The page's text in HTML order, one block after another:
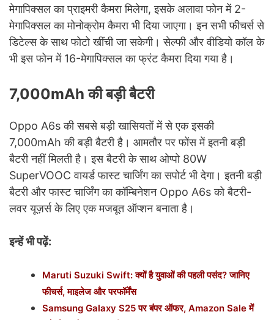
मेगापिक्सल का प्राइमरी कैमरा मिलेगा, इसके अलावा फोन में 2-
मेगापिक्सल का मोनोक्रोम कैमरा भी दिया जाएगा। इन सभी फीचर्स से
डिटेल्स के साथ फोटो खींची जा सकेगी। सेल्फी और वीडियो कॉल के
भी इस फोन में 16-मेगापिक्सल का फ्रंट कैमरा दिया गया है।
7,000mAh की बड़ी बैटरी
Oppo A6s की सबसे बड़ी खासियतों में से एक इसकी
7,000mAh की बड़ी बैटरी है। आमतौर पर फोंस में इतनी बड़ी
बैटरी नहीं मिलती है। इस बैटरी के साथ ओप्पो 80W
SuperVOOC वायर्ड फास्ट चार्जिंग का सपोर्ट भी देगा। इतनी बड़ी
बैटरी और फास्ट चार्जिंग का कॉम्बिनेशन Oppo A6s को बैटरी-
लवर यूज़र्स के लिए एक मजबूत ऑप्शन बनाता है।
इन्हें भी पढ़ें:
Maruti Suzuki Swift: क्यों है युवाओं की पहली पसंद? जानिए
फीचर्स, माइलेज और परफॉर्मेंस
Samsung Galaxy S25 पर बंपर ऑफर, Amazon Sale में